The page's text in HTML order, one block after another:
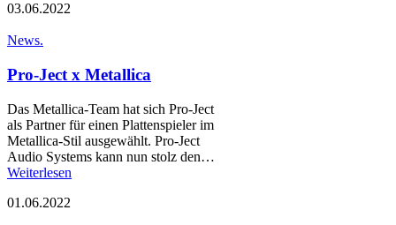
03.06.2022
News.
Pro-Ject x Metallica
Das Metallica-Team hat sich Pro-Ject
als Partner für einen Plattenspieler im
Metallica-Stil ausgewählt. Pro-Ject
Audio Systems kann nun stolz den…
Weiterlesen
01.06.2022